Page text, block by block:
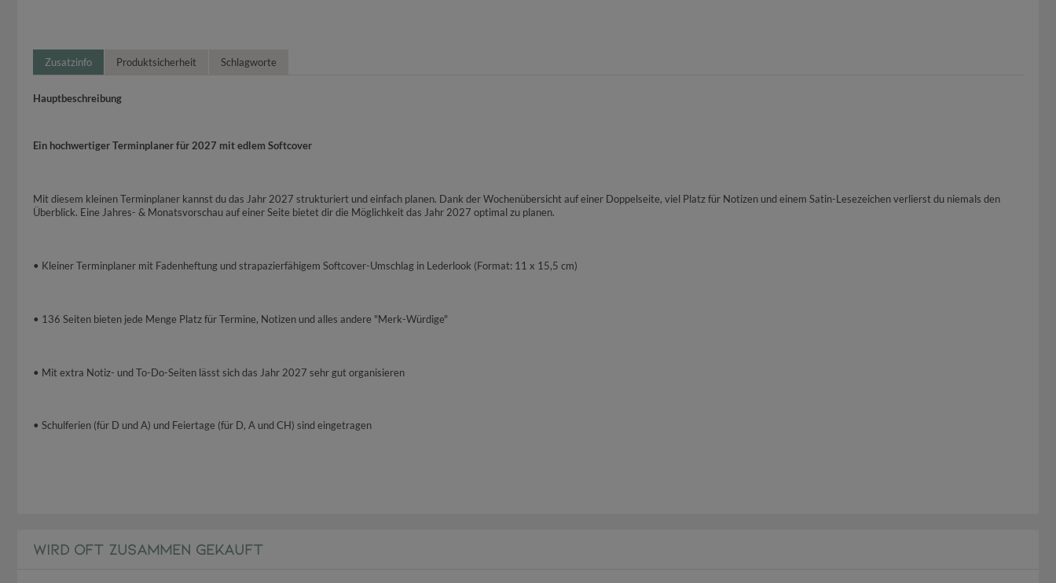
Zusatzinfo Produktsicherheit Schlagworte
Hauptbeschreibung
Ein hochwertiger Terminplaner für 2027 mit edlem Softcover
Mit diesem kleinen Terminplaner kannst du das Jahr 2027 strukturiert und einfach planen. Dank der Wochenübersicht auf einer Doppelseite, viel Platz für Notizen und einem Satin-Lesezeichen verlierst du niemals den
Überblick. Eine Jahres- & Monatsvorschau auf einer Seite bietet dir die Möglichkeit das Jahr 2027 optimal zu planen.
• Kleiner Terminplaner mit Fadenheftung und strapazierfähigem Softcover-Umschlag in Lederlook (Format: 11 x 15,5 cm)
• 136 Seiten bieten jede Menge Platz für Termine, Notizen und alles andere "Merk-Würdige"
• Mit extra Notiz- und To-Do-Seiten lässt sich das Jahr 2027 sehr gut organisieren
• Schulferien (für D und A) und Feiertage (für D, A und CH) sind eingetragen
WIRD OFT ZUSAMMEN GEKAUFT